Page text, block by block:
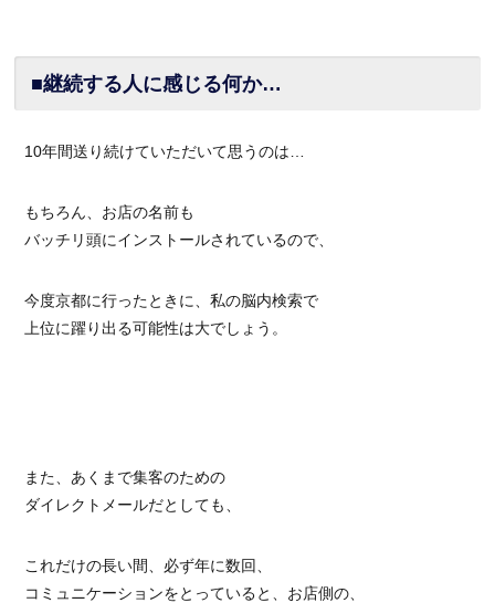
■継続する人に感じる何か…
10年間送り続けていただいて思うのは…
もちろん、お店の名前も
バッチリ頭にインストールされているので、
今度京都に行ったときに、私の脳内検索で
上位に躍り出る可能性は大でしょう。
また、あくまで集客のための
ダイレクトメールだとしても、
これだけの長い間、必ず年に数回、
コミュニケーションをとっていると、お店側の、